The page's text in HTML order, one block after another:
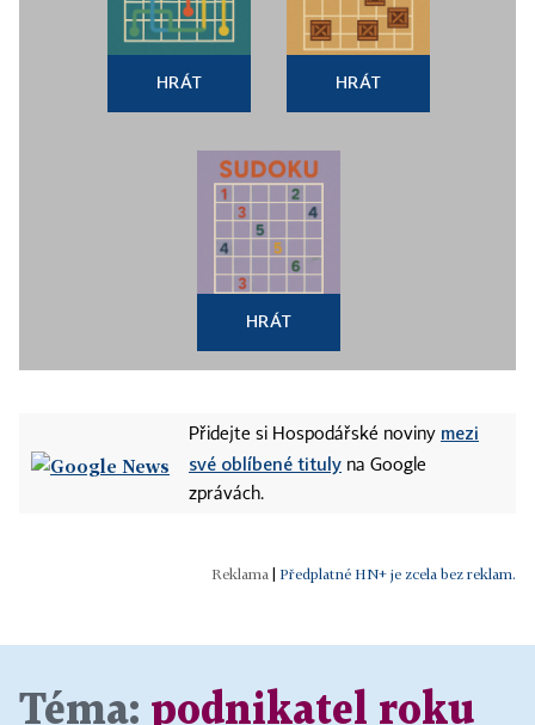
HRÁT HRÁT
HRÁT
Přidejte si Hospodářské noviny mezi
své oblíbené tituly na Google
zprávách.
Předplatné HN+ je zcela bez reklam.
Téma: podnikatel roku